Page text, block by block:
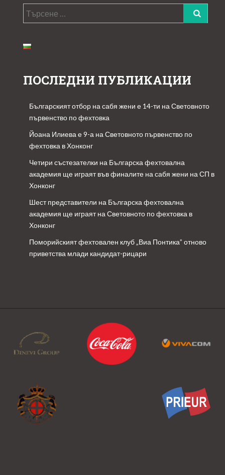
Търсене
за:
ПОСЛЕДНИ ПУБЛИКАЦИИ
Българският отбор на сабя жени е 14-ти на Световното
първенство по фехтовка
Йоана Илиева е 9-а на Световното първенство по
фехтовка в Хонконг
Четири състезателки на Българска фехтовална
академия ще играят във финалите на сабя жени на СП в
Хонконг
Шест представители на Българска фехтовална
академия ще играят на Световното по фехтовка в
Хонконг
Поморийският фехтовален клуб „Виа Понтика” отново
приветства млади кандидат-рицари